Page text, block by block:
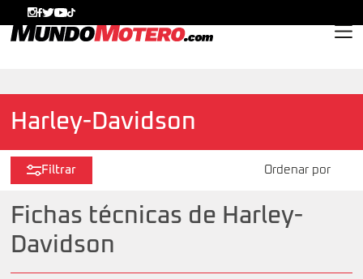
Harley-Davidson
Filtrar
Fichas técnicas de Harley-
Davidson